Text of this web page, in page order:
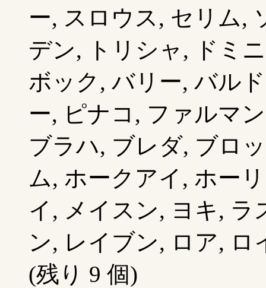
ー, スロウス, セリム,
デン, トリシャ, ドミ
ボック, バリー, バル
ー, ピナコ, ファルマ
ブラハ, ブレダ, ブロ
ム, ホークアイ, ホー
イ, メイスン, ヨキ, ラ
ン, レイブン, ロア,
(残り 9 個)